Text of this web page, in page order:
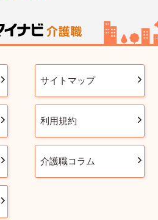
サイトマップ
利用規約
介護職コラム